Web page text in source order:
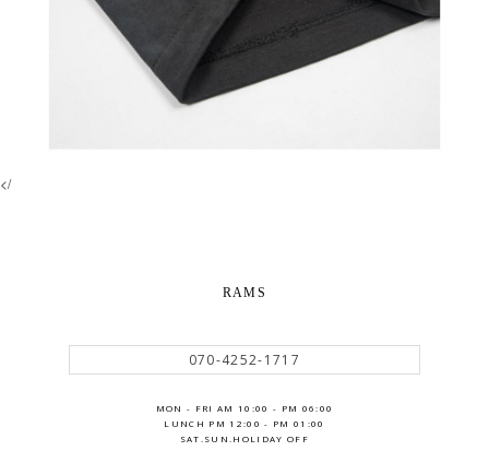
</
RAMS
070-4252-1717
MON - FRI AM 10:00 - PM 06:00
LUNCH PM 12:00 - PM 01:00
SAT.SUN.HOLIDAY OFF